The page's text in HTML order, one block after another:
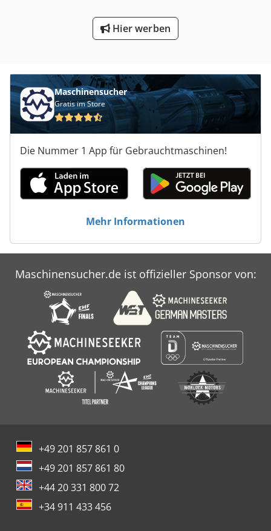
Hier werben
Maschinensucher
Gratis im Store
Die Nummer 1 App für Gebrauchtmaschinen!
Mehr Informationen
Maschinensucher.de ist offizieller Sponsor von:
+49 201 857 861 0
+49 201 857 861 80
+44 20 331 800 72
+34 911 433 456